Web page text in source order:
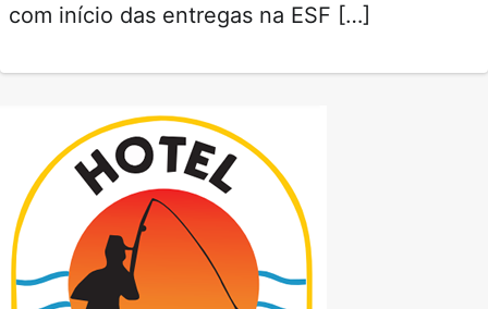
com início das entregas na ESF […]